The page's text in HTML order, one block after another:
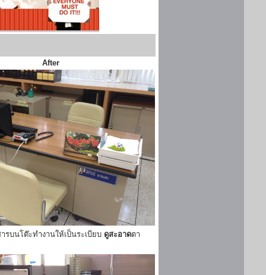
After
ารบนโต๊ะทำงานให้เป็นระเบียบ ดูสะอาดตา